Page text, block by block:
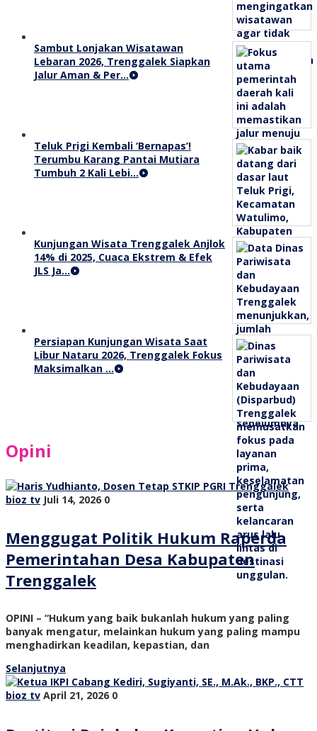
Sambut Lonjakan Wisatawan
Lebaran 2026, Trenggalek Siapkan
Jalur Aman & Per…
Teluk Prigi Kembali ‘Bernapas’!
Terumbu Karang Pantai Mutiara
Tumbuh 2 Kali Lebi…
Kunjungan Wisata Trenggalek Anjlok
14% di 2025, Cuaca Ekstrem & Efek
JLS Ja…
Persiapan Kunjungan Wisata Saat
Libur Nataru 2026, Trenggalek Fokus
Maksimalkan …
Opini
bioz tv Juli 14, 2026 0
Menggugat Politik Hukum Raperda
Pemerintahan Desa Kabupaten
Trenggalek
OPINI – “Hukum yang baik bukanlah hukum yang paling
banyak mengatur, melainkan hukum yang paling mampu
menghadirkan keadilan, kepastian, dan
Selanjutnya
bioz tv April 21, 2026 0